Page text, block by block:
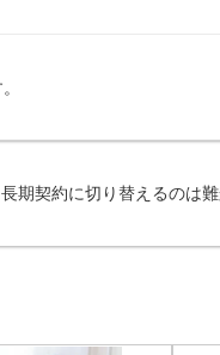
期契約に切り替えるのは